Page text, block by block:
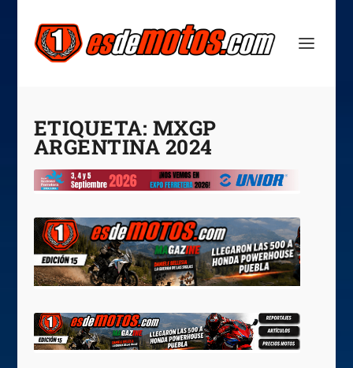
ETIQUETA: MXGP
ARGENTINA 2024